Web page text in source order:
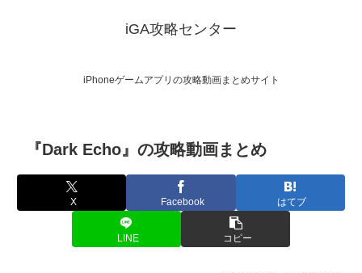
iGA攻略センター
iPhoneゲームアプリの攻略動画まとめサイト
『Dark Echo』の攻略動画まとめ
X Facebook はてブ
LINE コピー